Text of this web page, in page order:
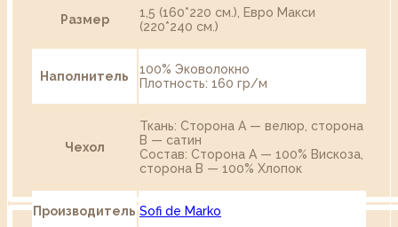
Размер
1,5 (160*220 см.), Евро Макси
(220*240 см.)
Наполнитель
100% Эковолокно
Плотность: 160 гр/м
Чехол
Ткань: Cторона А — велюр, сторона
В — сатин
Состав: Cторона А — 100% Вискоза,
сторона В — 100% Хлопок
Производитель Sofi de Marko